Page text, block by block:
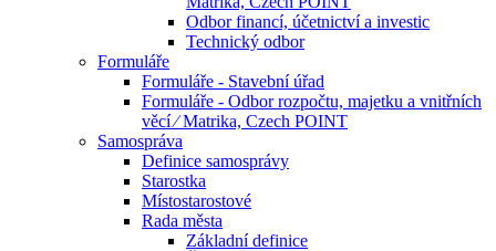
Odbor financí, účetnictví a investic
Technický odbor
Formuláře
Formuláře - Stavební úřad
Formuláře - Odbor rozpočtu, majetku a vnitřních
věcí ⁄ Matrika, Czech POINT
Samospráva
Definice samosprávy
Starostka
Místostarostové
Rada města
Základní definice